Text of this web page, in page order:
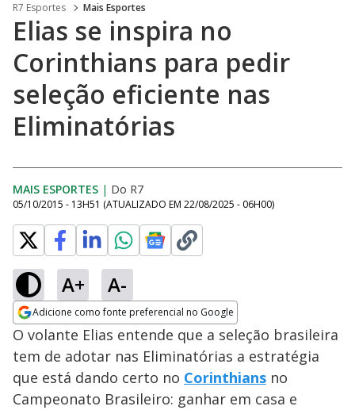
R7 Esportes Mais Esportes
Elias se inspira no
Corinthians para pedir
seleção eficiente nas
Eliminatórias
MAIS ESPORTES | Do R7
05/10/2015 - 13H51 (ATUALIZADO EM 22/08/2025 - 06H00)
A+ A-
Adicione como fonte preferencial no Google
Opens in new window
O volante Elias entende que a seleção brasileira
tem de adotar nas Eliminatórias a estratégia
que está dando certo no Corinthians no
Campeonato Brasileiro: ganhar em casa e